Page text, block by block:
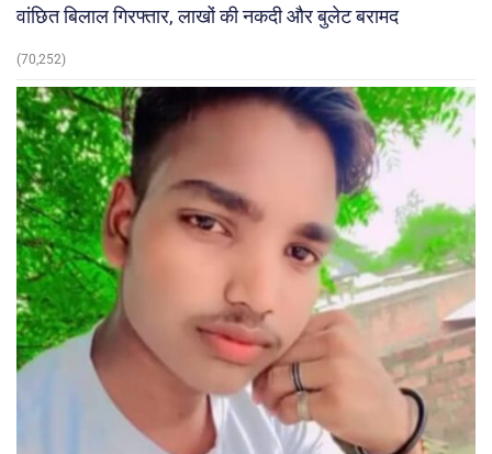
वांछित बिलाल गिरफ्तार, लाखों की नकदी और बुलेट बरामद
(70,252)